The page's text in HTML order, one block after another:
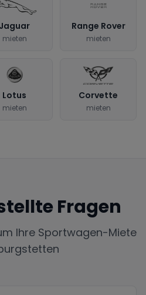
Jaguar
mieten
Range Rover
mieten
Lotus
mieten
Corvette
mieten
Fragen
Ihre Sportwagen-Miete